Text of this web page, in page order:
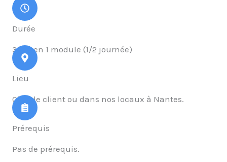
Durée
3,5 h en 1 module (1/2 journée)
Lieu
Chez le client ou dans nos locaux à Nantes.
Prérequis
Pas de prérequis.